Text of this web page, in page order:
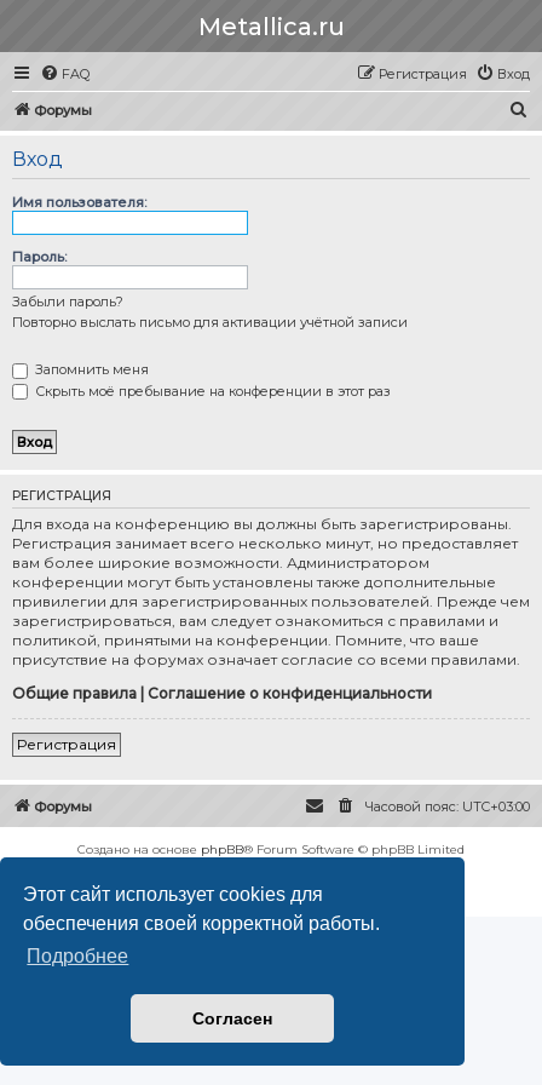
Этот сайт использует cookies для
обеспечения своей корректной работы.
Подробнее
Согласен
Metallica.ru
FAQ Вход
Регистрация
Форумы
Вход
Имя пользователя:
Пароль:
Забыли пароль?
Повторно выслать письмо для активации учётной записи
Запомнить меня
Скрыть моё пребывание на конференции в этот раз
РЕГИСТРАЦИЯ
Для входа на конференцию вы должны быть зарегистрированы.
Регистрация занимает всего несколько минут, но предоставляет
вам более широкие возможности. Администратором
конференции могут быть установлены также дополнительные
привилегии для зарегистрированных пользователей. Прежде чем
зарегистрироваться, вам следует ознакомиться с правилами и
политикой, принятыми на конференции. Помните, что ваше
присутствие на форумах означает согласие со всеми правилами.
Общие правила Соглашение о конфиденциальности
Регистрация
Форумы Часовой пояс: UTC+03:00
Создано на основе phpBB® Forum Software © phpBB Limited
Конфиденциальность|Правила